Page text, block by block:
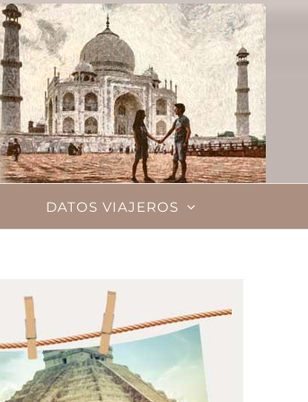
DATOS VIAJEROS